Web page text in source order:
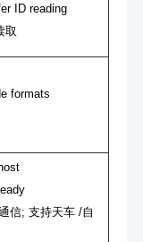
ID reading
取
formats
信; ⽀持天⻋ /⾃